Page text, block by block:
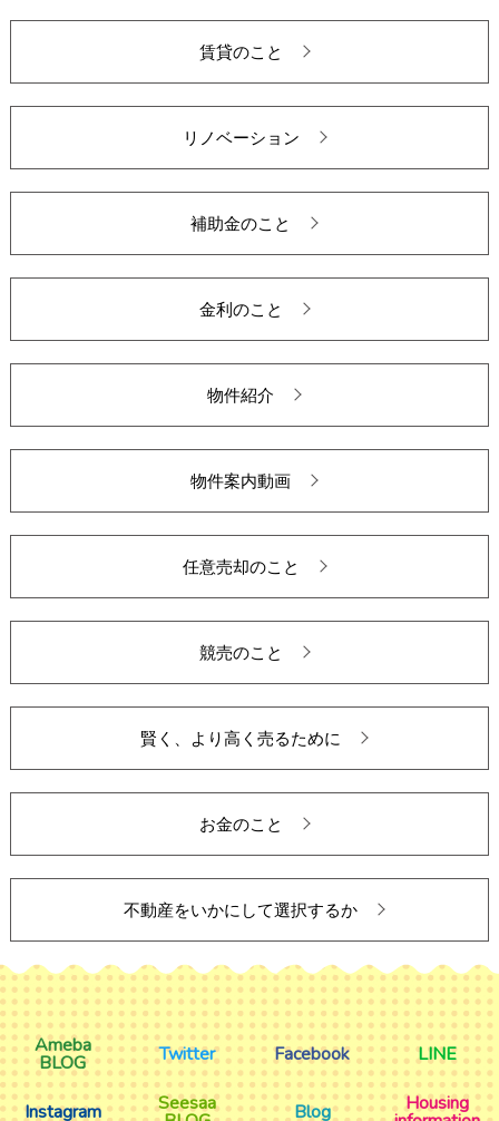
賃貸のこと
リノベーション
補助金のこと
金利のこと
物件紹介
物件案内動画
任意売却のこと
競売のこと
賢く、より高く売るために
お金のこと
不動産をいかにして選択するか
Ameba
BLOG Twitter Facebook LINE
Instagram Seesaa Blog Housing